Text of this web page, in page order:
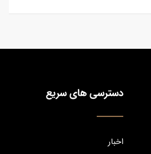
دسترسی های سریع
اخبار